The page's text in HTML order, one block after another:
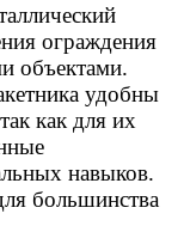
ограждения
объектами.
удобны
как для их
навыков.
большинства